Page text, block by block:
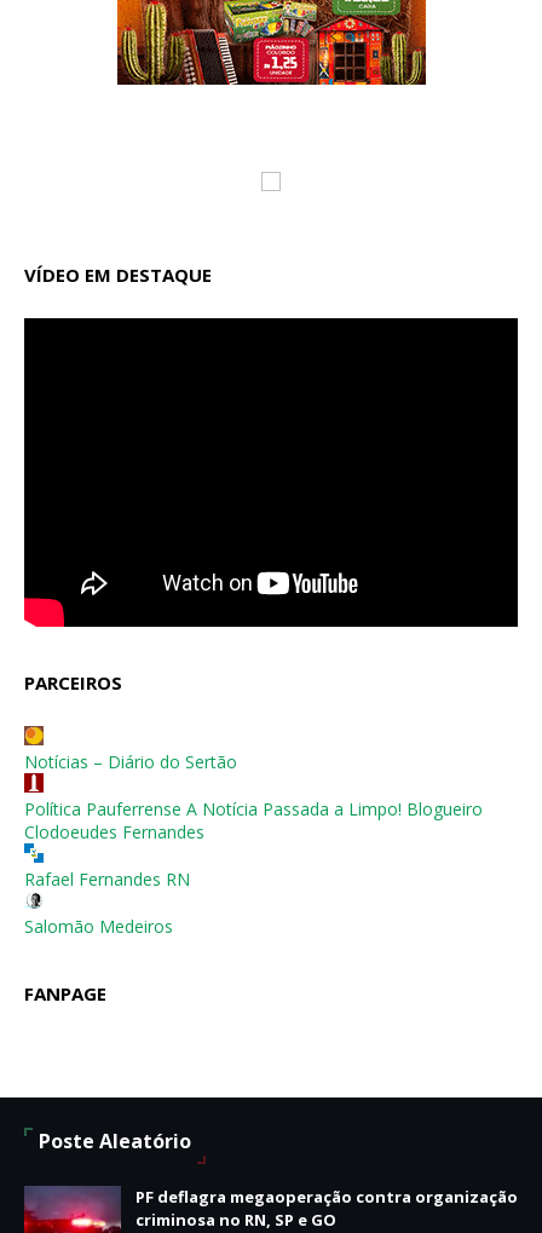
VÍDEO EM DESTAQUE
PARCEIROS
Notícias – Diário do Sertão
Política Pauferrense A Notícia Passada a Limpo! Blogueiro
Clodoeudes Fernandes
Rafael Fernandes RN
Salomão Medeiros
FANPAGE
Poste Aleatório
PF deflagra megaoperação contra organização
criminosa no RN, SP e GO